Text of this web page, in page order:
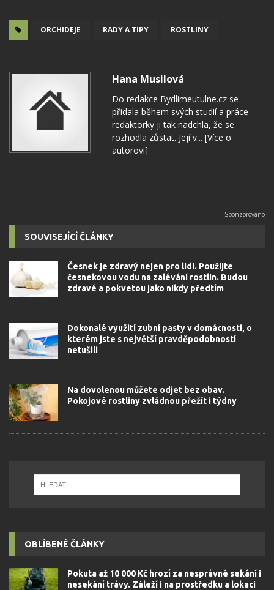
ORCHIDEJE RADY A TIPY ROSTLINY
Hana Musilová
Do redakce Bydlimeutulne.cz se
přidala během svých studií a práce
redaktorky ji tak nadchla, že se
rozhodla zůstat. Její v... [Více o
autorovi]
SOUVISEJÍCÍ ČLÁNKY
Česnek je zdravý nejen pro lidi. Použijte
česnekovou vodu na zalévání rostlin. Budou
zdravé a pokvetou jako nikdy předtím
Dokonalé využití zubní pasty v domácnosti, o
kterém jste s největší pravděpodobností
netušili
Na dovolenou můžete odjet bez obav.
Pokojové rostliny zvládnou přežít i týdny
OBLÍBENÉ ČLÁNKY
Pokuta až 10 000 Kč hrozí za nesprávné sekání i
nesekání trávy. Záleží i na prostředku a lokaci